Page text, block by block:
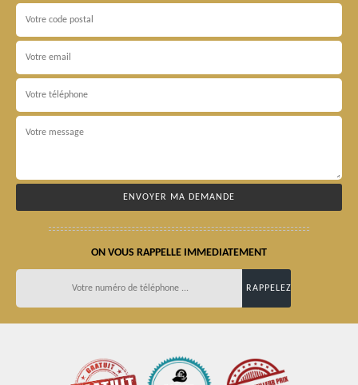
ON VOUS RAPPELLE IMMEDIATEMENT